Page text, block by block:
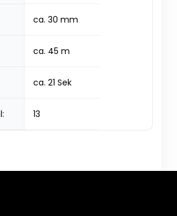
ca. 30 mm
ca. 45 m
ca. 21 Sek
13